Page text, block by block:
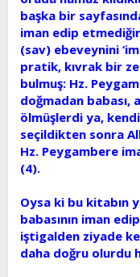
başka bir
iman edip
(sav) ebeveynini
pratik, kıvrak bir
bulmuş: Hz.
doğmadan babası,
ölmüşlerdi ya,
seçildikten sonra
Hz. Peygambere
(4).
Oysa ki bu kitabın
babasının iman
iştigalden ziyade
daha doğru olurdu